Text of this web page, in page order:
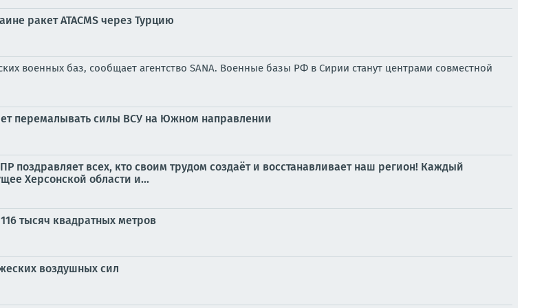
ракет ATACMS через Турцию
военных баз, сообщает агентство SANA. Военные базы РФ в Сирии станут центрами совместной
перемалывать силы ВСУ на Южном направлении
поздравляет всех, кто своим трудом создаёт и восстанавливает наш регион! Каждый
Херсонской области и...
тысяч квадратных метров
воздушных сил